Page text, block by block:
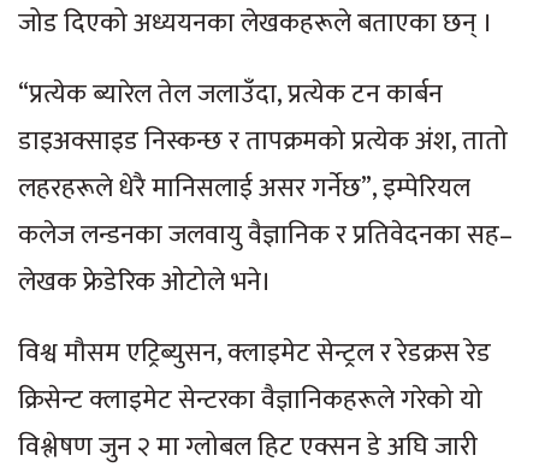
जोड दिएको अध्ययनका लेखकहरूले बताएका छन् ।
“प्रत्येक ब्यारेल तेल जलाउँदा, प्रत्येक टन कार्बन
डाइअक्साइड निस्कन्छ र तापक्रमको प्रत्येक अंश, तातो
लहरहरूले धेरै मानिसलाई असर गर्नेछ”, इम्पेरियल
कलेज लन्डनका जलवायु वैज्ञानिक र प्रतिवेदनका सह–
लेखक फ्रेडेरिक ओटोले भने।
विश्व मौसम एट्रिब्युसन, क्लाइमेट सेन्ट्रल र रेडक्रस रेड
क्रिसेन्ट क्लाइमेट सेन्टरका वैज्ञानिकहरूले गरेको यो
विश्लेषण जुन २ मा ग्लोबल हिट एक्सन डे अघि जारी